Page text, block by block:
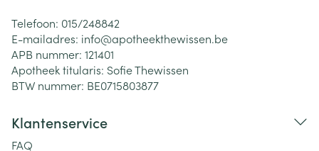
Telefoon: 015/248842
E-mailadres: info@apotheekthewissen.be
APB nummer: 121401
Apotheek titularis: Sofie Thewissen
BTW nummer: BE0715803877
Klantenservice
FAQ